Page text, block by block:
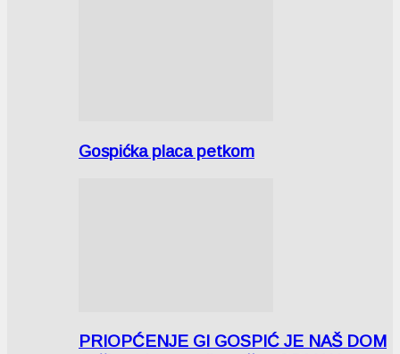
Gospićka placa petkom
PRIOPĆENJE GI GOSPIĆ JE NAŠ DOM